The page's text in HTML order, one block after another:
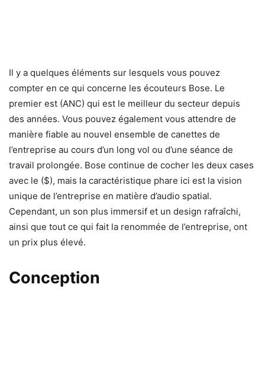
Il y a quelques éléments sur lesquels vous pouvez
compter en ce qui concerne les écouteurs Bose. Le
premier est (ANC) qui est le meilleur du secteur depuis
des années. Vous pouvez également vous attendre de
manière fiable au nouvel ensemble de canettes de
l’entreprise au cours d’un long vol ou d’une séance de
travail prolongée. Bose continue de cocher les deux cases
avec le ($), mais la caractéristique phare ici est la vision
unique de l’entreprise en matière d’audio spatial.
Cependant, un son plus immersif et un design rafraîchi,
ainsi que tout ce qui fait la renommée de l’entreprise, ont
un prix plus élevé.
Conception